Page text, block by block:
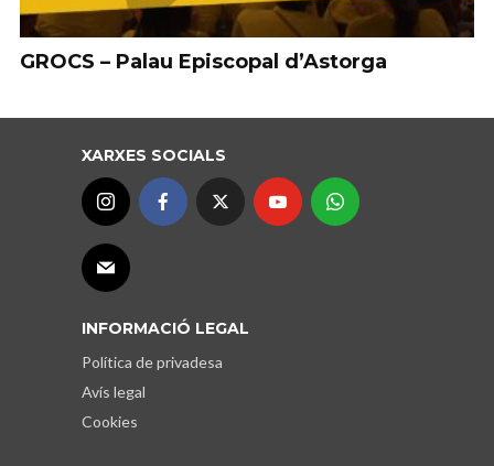
GROCS – Palau Episcopal d’Astorga
XARXES SOCIALS
INFORMACIÓ LEGAL
Política de privadesa
Avís legal
Cookies